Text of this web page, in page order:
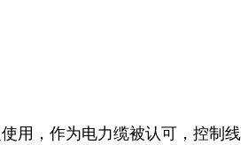
用，作为电力缆被认可，控制线